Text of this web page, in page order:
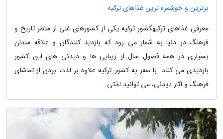
برترین و خوشمزه ترین غذاهای ترکیه
معرفی غذاهای ترکیهکشور ترکیه یکی از کشورهای غنی از منظر تاریخ و
فرهنگ در دنیا به شمار می رود که بازدید کنندگان و علاقه مندان
بسیاری در همه فصول سال از زیبایی ها و دیدنی های این کشور
بازدیدی می کنند. با سفر به کشور ترکیه علاوه بر لذت بردن از تماشای
فرهنگ و آثار دیدنی، می توانید لذتی...